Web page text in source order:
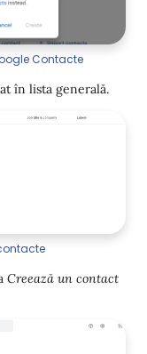
Contacte
în lista generală.
Creează un contact